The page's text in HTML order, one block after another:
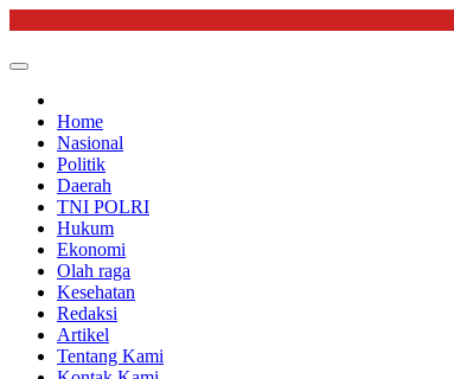
content
Home
Nasional
Politik
Daerah
TNI POLRI
Hukum
Ekonomi
Olah raga
Kesehatan
Redaksi
Artikel
Tentang Kami